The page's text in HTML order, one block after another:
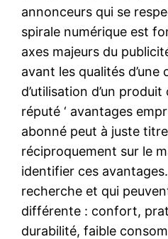
annonceurs qui se
spirale numérique est
axes majeurs du
avant les qualités
d’utilisation d’un produit
réputé ‘ avantages
abonné peut à juste titre
réciproquement sur le
identifier ces
recherche et qui
différente : confort,
durabilité, faible